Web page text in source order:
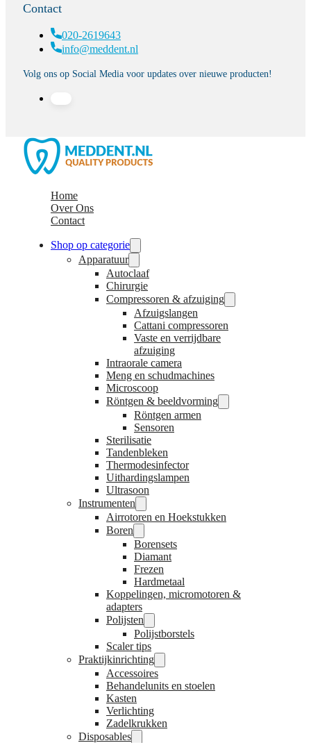
Contact
020-2619643
info@meddent.nl
Volg ons op Social Media voor updates over nieuwe producten!
Home
Over Ons
Contact
Shop op categorie
Apparatuur
Autoclaaf
Chirurgie
Compressoren & afzuiging
Afzuigslangen
Cattani compressoren
Vaste en verrijdbare
afzuiging
Intraorale camera
Meng en schudmachines
Microscoop
Röntgen & beeldvorming
Röntgen armen
Sensoren
Sterilisatie
Tandenbleken
Thermodesinfector
Uithardingslampen
Ultrasoon
Instrumenten
Airrotoren en Hoekstukken
Boren
Borensets
Diamant
Frezen
Hardmetaal
Koppelingen, micromotoren &
adapters
Polijsten
Polijstborstels
Scaler tips
Praktijkinrichting
Accessoires
Behandelunits en stoelen
Kasten
Verlichting
Zadelkrukken
Disposables